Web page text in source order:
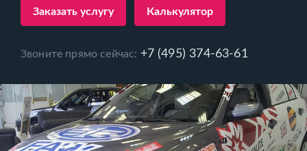
Заказать услугу Калькулятор
Звоните прямо сейчас: +7 (495) 374-63-61